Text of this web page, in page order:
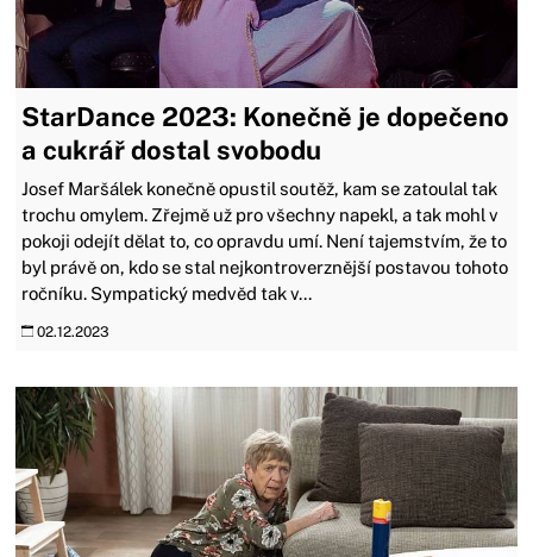
StarDance 2023: Konečně je dopečeno
a cukrář dostal svobodu
Josef Maršálek konečně opustil soutěž, kam se zatoulal tak
trochu omylem. Zřejmě už pro všechny napekl, a tak mohl v
pokoji odejít dělat to, co opravdu umí. Není tajemstvím, že to
byl právě on, kdo se stal nejkontroverznější postavou tohoto
ročníku. Sympatický medvěd tak v...
02.12.2023